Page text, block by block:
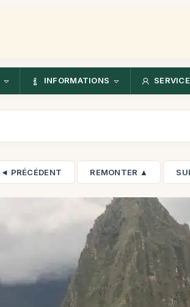
INFORMATIONS
◄ PRÉCÉDENT REMONTER ▲